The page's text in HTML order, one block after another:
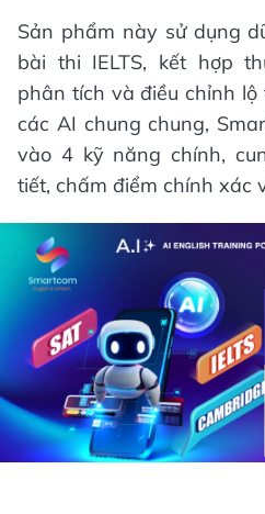
Sản phẩm này sử dụng
bài thi IELTS, kết hợp
phân tích và điều chỉnh
các AI chung chung,
vào 4 kỹ năng chính,
tiết, chấm điểm chính xác